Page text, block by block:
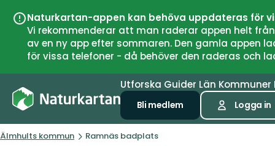
Naturkartan-appen kan behöva uppdateras för
Vi rekommenderar att man raderar appen helt
av en ny app efter sommaren. Den gamla
för vissa telefoner - då behöver den raderas och
Utforska Guider Län Kommuner
Bli medlem Logga in
Älmhults kommun Ramnäs badplats